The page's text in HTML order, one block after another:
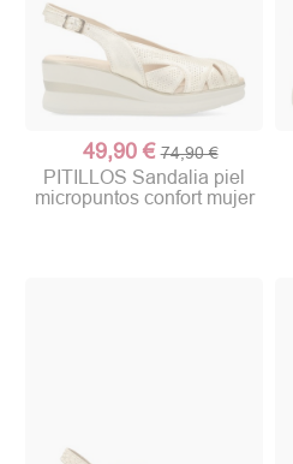
49,90 € 74,90 €
PITILLOS Sandalia piel
micropuntos confort mujer